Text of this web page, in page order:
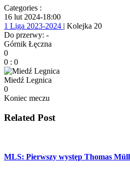
Categories :
16 lut 2024-18:00
1 Liga 2023-2024 | Kolejka 20
Do przerwy: -
Górnik Łęczna
0
0 : 0
Miedź Legnica
0
Koniec meczu
Related Post
MLS: Pierwszy występ Thomas